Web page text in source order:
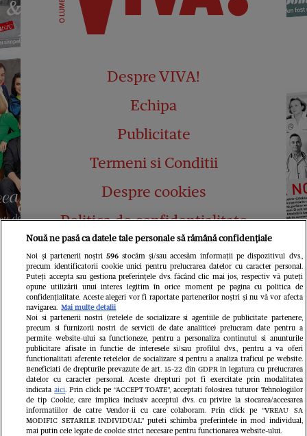
Despre VIVA!
Echipa
Publicitate
Termeni si Conditii
Despre cookies
Politica de confidențialitate
Abonamente
Contact
Pariază responsabil! Decizia ONJN nr.
821/25.09.2025.
Jocurile de noroc sunt interzise minorilor.
LINKS
Nouă ne pasă ca datele tale personale să rămână confidențiale
Noi și partenerii noștri 596stocăm și/sau accesăm informații pe dispozitivul dvs.,
precum identificatorii cookie unici pentru prelucrarea datelor cu caracter personal.
Puteți accepta sau gestiona preferințele dvs. făcând clic mai jos, respectiv vă puteți
opune utilizării unui interes legitim în orice moment pe pagina cu politica de
confidențialitate. Aceste alegeri vor fi raportate partenerilor noștri și nu vă vor afecta
navigarea. Mai multe detalii
Noi si partenerii nostri (retelele de socializare si agentiile de publicitate partenere,
precum si furnizorii nostri de servicii de date analitice) prelucram date pentru a
permite website-ului sa functioneze, pentru a personaliza continutul si anunturile
publicitare afisate in functie de interesele si/sau profilul dvs., pentru a va oferi
functionalitati aferente retelelor de socializare si pentru a analiza traficul pe website.
Beneficiati de drepturile prevazute de art. 15-22 din GDPR in legatura cu prelucrarea
datelor cu caracter personal. Aceste drepturi pot fi exercitate prin modalitatea
indicataaici. Prin click pe “ACCEPT TOATE”, acceptati folosirea tuturor Tehnologiilor
de tip Cookie, care implica inclusiv acceptul dvs. cu privire la stocarea/accesarea
informatiilor de catre Vendor-ii cu care colaboram. Prin click pe “VREAU SA
MODIFIC SETARILE INDIVIDUAL” puteti schimba preferintele in mod individual,
mai putin cele legate de cookie strict necesare pentru functionarea website-ului.